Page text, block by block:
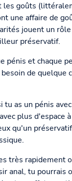
les goûts
une affaire de
jouent un
préservatif.
pénis et chaque
de quelque
tu as un pénis
plus d'espace
qu'un
très rapidement
anal, tu pourrais